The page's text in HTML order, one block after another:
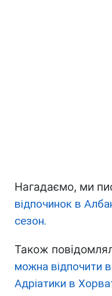
Нагадаємо, ми
відпочинок в
сезон.
Також
можна відпочити
Адріатики в